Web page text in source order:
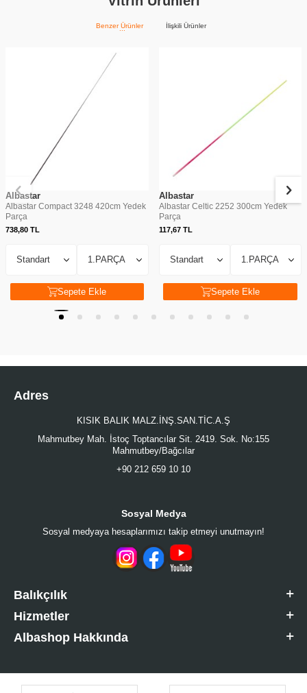
Benzer Ürünler İlişkili Ürünler
Albastar
Albastar Compact 3248 420cm Yedek
Parça
738,80 TL
Sepete Ekle
Albastar
Albastar Celtic 2252 300cm Yedek
Parça
117,67TL
Sepete Ekle
Adres
KISIK BALIK MALZ.İNŞ.SAN.TİC.A.Ş
Mahmutbey Mah. İstoç Toptancılar Sit. 2419. Sok. No:155
Mahmutbey/Bağcılar
+90 212 659 10 10
Sosyal Medya
Sosyal medyaya hesaplarımızı takip etmeyi unutmayın!
Balıkçılık
Hizmetler
Albashop Hakkında